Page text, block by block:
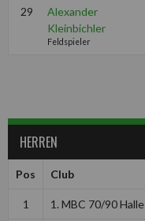
29
Alexander
Kleinbichler
Feldspieler
HERREN
Pos Club
1 1. MBC 70/90 Halle